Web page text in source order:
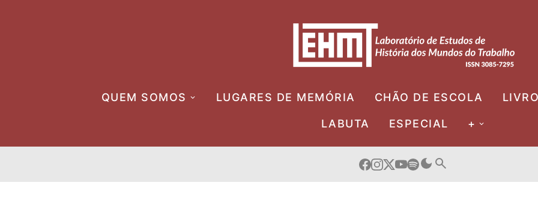
QUEM SOMOS LUGARES DE MEMÓRIA CHÃO DE ESCOLA
LABUTA ESPECIAL +